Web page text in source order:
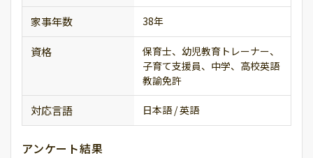
家事年数 38年
資格
保育士、幼児教育トレーナー、
子育て支援員、中学、高校英語
教諭免許
対応言語 日本語 / 英語
アンケート結果